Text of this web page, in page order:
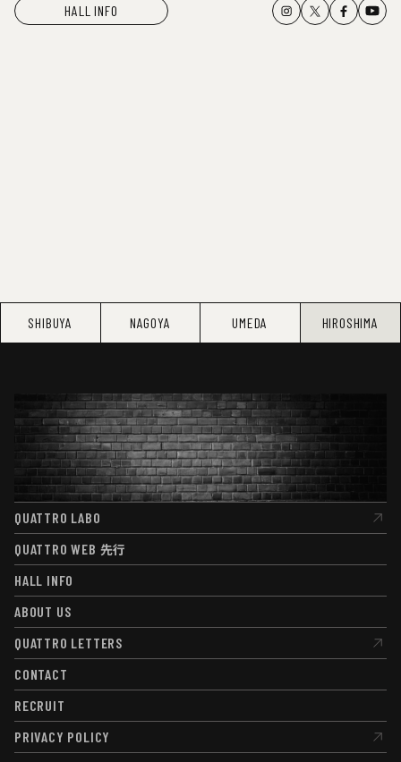
HALL INFO
SHIBUYA NAGOYA UMEDA HIROSHIMA
QUATTRO LABO
QUATTRO LABO
QUATTRO WEB 先行
QUATTRO WEB先行
HALL INFO
HALL INFO
ABOUT US
ABOUT US
QUATTRO LETTERS
QUATTRO LETTERS
CONTACT
CONTACT
RECRUIT
RECRUIT
PRIVACY POLICY
PRIVACY POLICY